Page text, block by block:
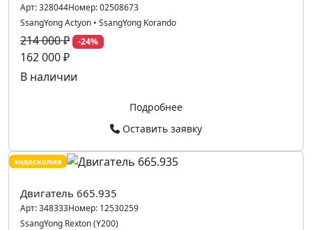
Арт:328044Номер:02508673
SsangYong Actyon • SsangYong Korando
214 000 ₽ -24%
162 000 ₽
В наличии
Подробнее
Оставить заявку
эндоскопия
Двигатель 665.935
Арт:348333Номер: 12530259
SsangYong Rexton (Y200)